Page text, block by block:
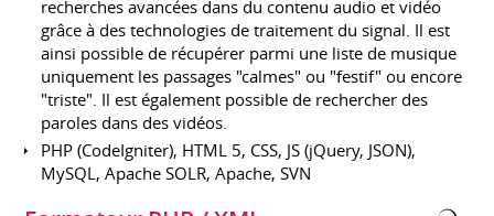
recherches avancées dans du contenu audio et vidéo
grâce à des technologies de traitement du signal. Il est
ainsi possible de récupérer parmi une liste de musique
uniquement les passages "calmes" ou "festif" ou encore
"triste". Il est également possible de rechercher des
paroles dans des vidéos.
PHP (CodeIgniter), HTML 5, CSS, JS (jQuery, JSON),
MySQL, Apache SOLR, Apache, SVN